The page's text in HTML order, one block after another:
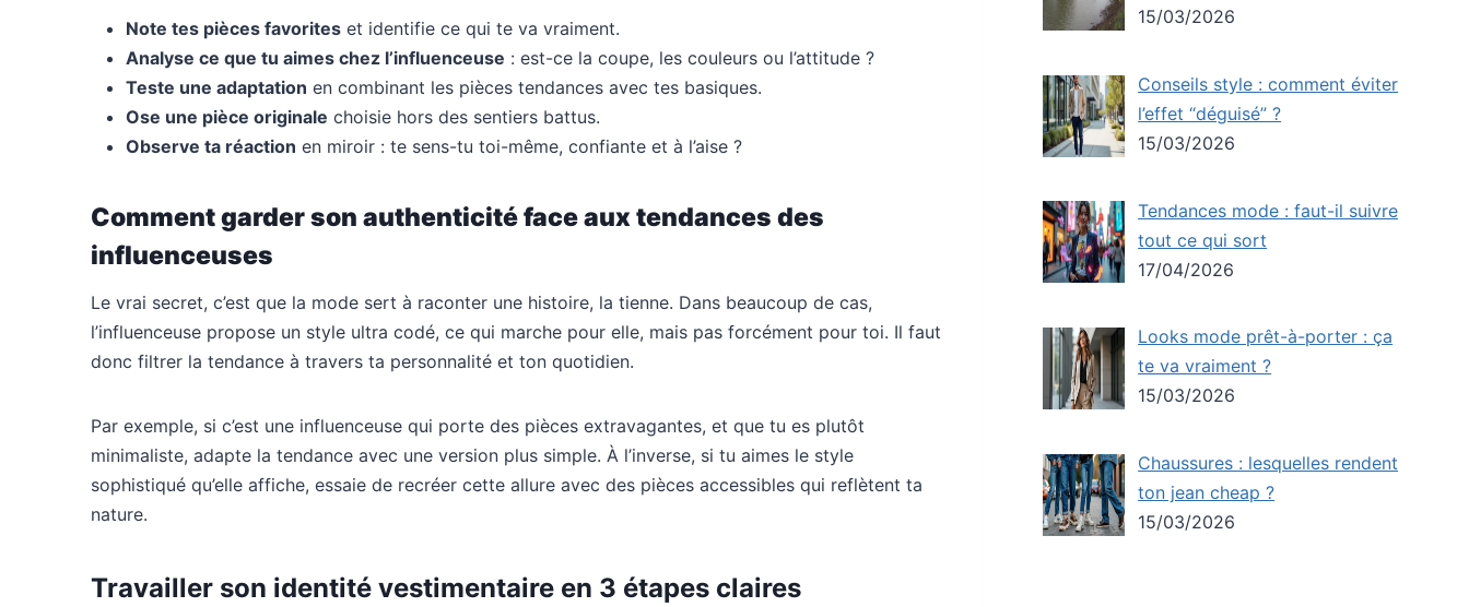
Note tes pièces favorites et identifie ce qui te va vraiment.
Analyse ce que tu aimes chez l’influenceuse : est-ce la coupe, les couleurs ou l’attitude ?
Teste une adaptation en combinant les pièces tendances avec tes basiques.
Ose une pièce originale choisie hors des sentiers battus.
Observe ta réaction en miroir : te sens-tu toi-même, confiante et à l’aise ?
Comment garder son authenticité face aux tendances des
influenceuses
Le vrai secret, c’est que la mode sert à raconter une histoire, la tienne. Dans beaucoup de cas,
l’influenceuse propose un style ultra codé, ce qui marche pour elle, mais pas forcément pour toi. Il faut
donc filtrer la tendance à travers ta personnalité et ton quotidien.
Par exemple, si c’est une influenceuse qui porte des pièces extravagantes, et que tu es plutôt
minimaliste, adapte la tendance avec une version plus simple. À l’inverse, si tu aimes le style
sophistiqué qu’elle affiche, essaie de recréer cette allure avec des pièces accessibles qui reflètent ta
nature.
Travailler son identité vestimentaire en 3 étapes claires
15/03/2026
Conseils style : comment éviter
l’effet “déguisé” ?
15/03/2026
Tendances mode : faut-il suivre
tout ce qui sort
17/04/2026
Looks mode prêt-à-porter : ça
te va vraiment ?
15/03/2026
Chaussures : lesquelles rendent
ton jean cheap ?
15/03/2026